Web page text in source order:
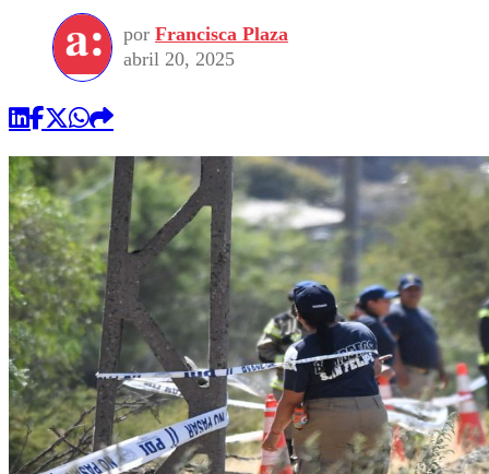
por Francisca Plaza
abril 20, 2025